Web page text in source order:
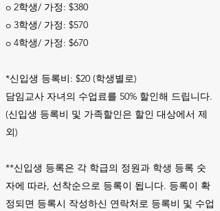
o 2학생/ 가정: $380
o 3학생/ 가정: $570
o 4학생/ 가정: $670
*신입생 등록비: $20 (학생별로)
담임교사 자녀의 수업료를 50% 할인해 드립니다.
(신입생 등록비 및 가족할인은 할인 대상에서 제
외)​​
**신입생 등록은 각 학급의 정원과 학생 등록 숫
자에 따라, 선착순으로 등록이 됩니다. 등록이 확
정되면 등록시 작성하신 연락처로 등록비 및 수업